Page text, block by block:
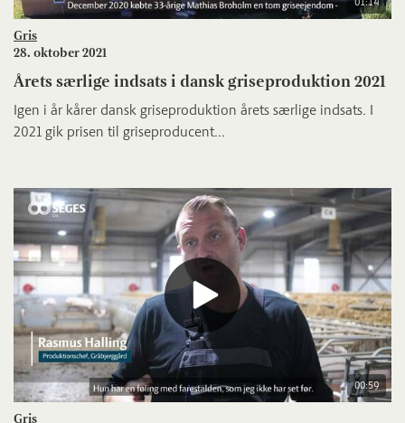
Gris
28. oktober 2021
Årets særlige indsats i dansk griseproduktion 2021
Igen i år kårer dansk griseproduktion årets særlige indsats. I
2021 gik prisen til griseproducent...
00:59
Gris